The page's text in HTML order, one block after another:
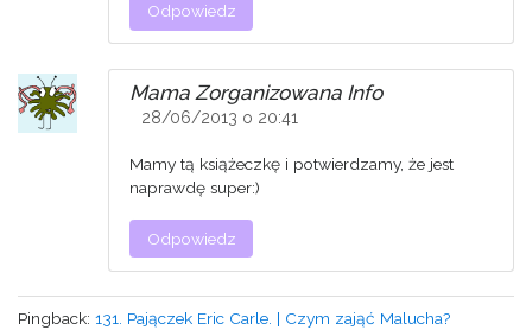
Odpowiedz
Mama Zorganizowana Info
28/06/2013 o 20:41
Mamy tą książeczkę i potwierdzamy, że jest
naprawdę super:)
Odpowiedz
Pingback: 131. Pajączek Eric Carle. | Czym zająć Malucha?